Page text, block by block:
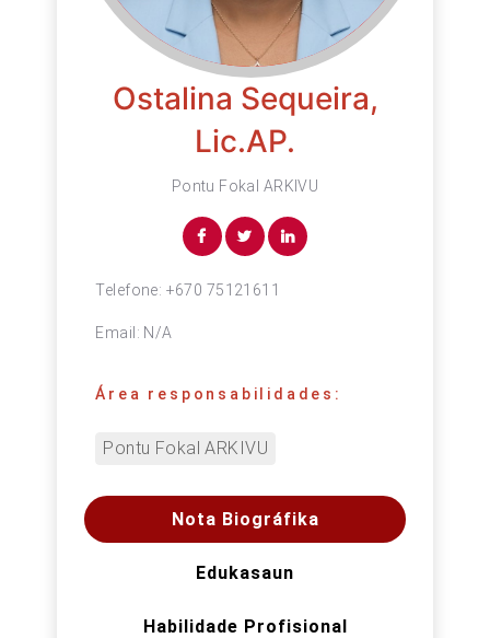
Ostalina Sequeira,
Lic.AP.
Pontu Fokal ARKIVU
Telefone: +670 75121611
Email: N/A
Área responsabilidades:
Pontu Fokal ARKIVU
Nota Biográfika
Edukasaun
Habilidade Profisional